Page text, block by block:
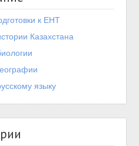
к ЕНТ
Казахстана
языку